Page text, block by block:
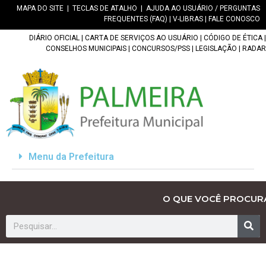
MAPA DO SITE TECLAS DE ATALHO
AJUDA AO USUÁRIO / PERGUNTAS
FREQUENTES (FAQ)
V-LIBRAS FALE CONOSCO
DIÁRIO OFICIAL CARTA DE SERVIÇOS AO USUÁRIO CÓDIGO DE ÉTICA|
CONSELHOS MUNICIPAIS
CONCURSOS/PSS LEGISLAÇÃO RADAR
Menu da Prefeitura
O QUE VOCÊ